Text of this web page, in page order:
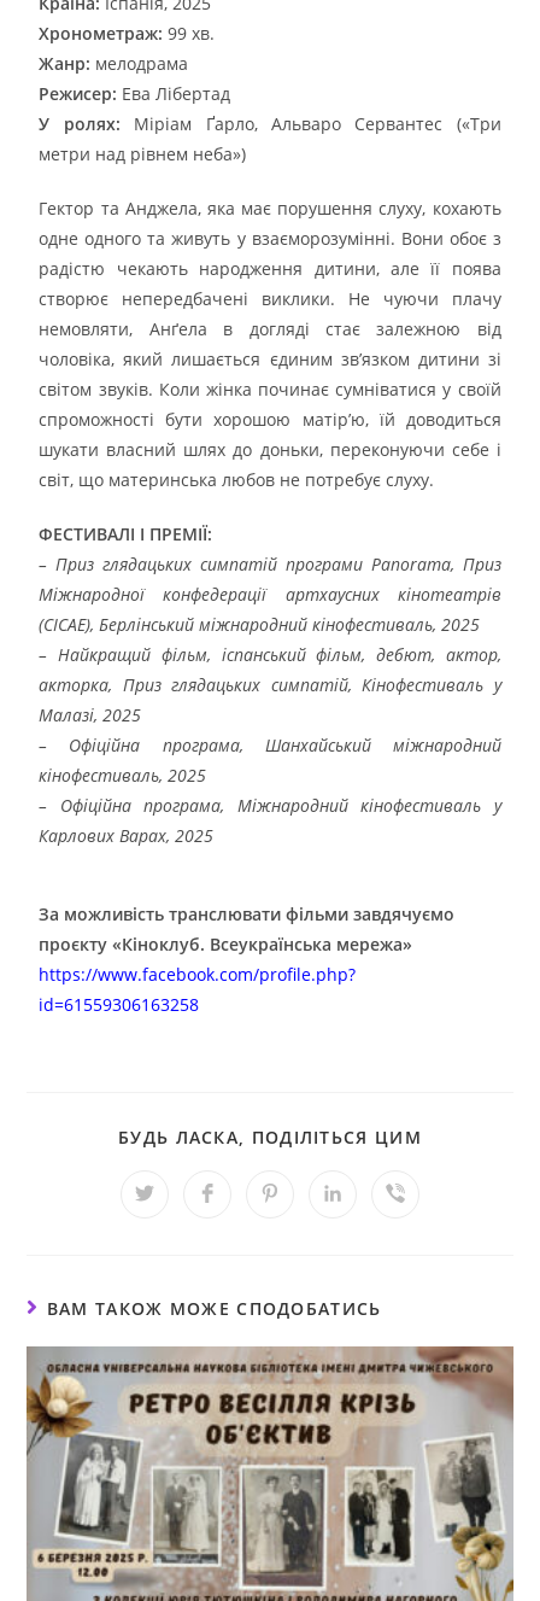
Хронометраж: 99 хв.
Жанр: мелодрама
Режисер: Ева Лібертад
У ролях: Міріам Ґарло, Альваро Сервантес («Три
метри над рівнем неба»)
Гектор та Анджела, яка має порушення слуху, кохають
одне одного та живуть у взаєморозумінні. Вони обоє з
радістю чекають народження дитини, але її поява
створює непередбачені виклики. Не чуючи плачу
немовляти, Анґела в догляді стає залежною від
чоловіка, який лишається єдиним зв’язком дитини зі
світом звуків. Коли жінка починає сумніватися у своїй
спроможності бути хорошою матір’ю, їй доводиться
шукати власний шлях до доньки, переконуючи себе і
світ, що материнська любов не потребує слуху.
ФЕСТИВАЛІ І ПРЕМІЇ:
– Приз глядацьких симпатій програми Panorama, Приз
Міжнародної конфедерації артхаусних кінотеатрів
(CICAE), Берлінський міжнародний кінофестиваль, 2025
– Найкращий фільм, іспанський фільм, дебют, актор,
акторка, Приз глядацьких симпатій, Кінофестиваль у
Малазі, 2025
– Офіційна програма, Шанхайський міжнародний
кінофестиваль, 2025
– Офіційна програма, Міжнародний кінофестиваль у
Карлових Варах, 2025
За можливість транслювати фільми завдячуємо
проєкту «Кіноклуб. Всеукраїнська мережа»
https://www.facebook.com/profile.php?
id=61559306163258
БУДЬ ЛАСКА, ПОДІЛІТЬСЯ ЦИМ
ВАМ ТАКОЖ МОЖЕ СПОДОБАТИСЬ